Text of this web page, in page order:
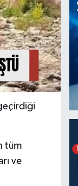
tüm
ve
1